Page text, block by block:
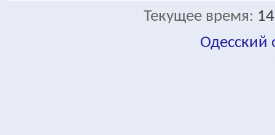
Текущее время:
Одесский